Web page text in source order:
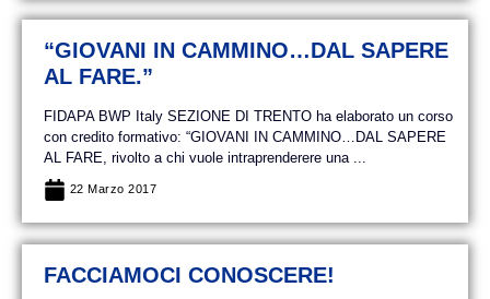
“GIOVANI IN CAMMINO…DAL SAPERE
AL FARE.”
FIDAPA BWP Italy SEZIONE DI TRENTO ha elaborato un corso
con credito formativo: “GIOVANI IN CAMMINO…DAL SAPERE
AL FARE, rivolto a chi vuole intraprenderere una ...
22 Marzo 2017
FACCIAMOCI CONOSCERE!